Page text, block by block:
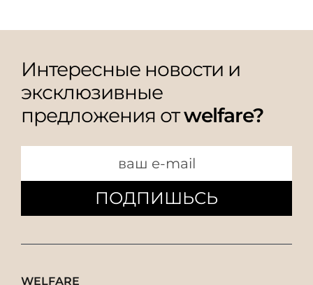
Интересные новости и
эксклюзивные
предложения отwelfare?
ПОДПИШЬСЬ
WELFARE